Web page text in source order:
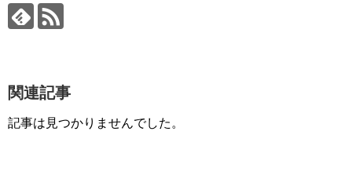
関連記事
記事は見つかりませんでした。